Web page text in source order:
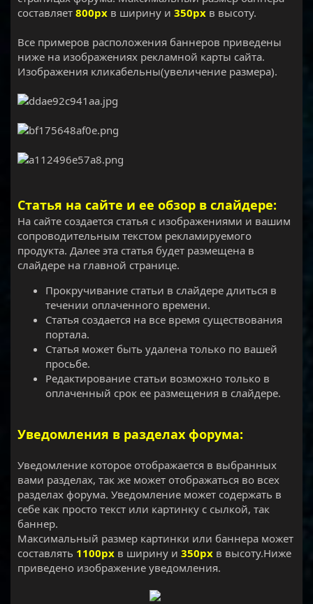
составляет 800рх в ширину и 350рх в высоту.
Все примеров расположения баннеров приведены
ниже на изображениях рекламной карты сайта.
Изображения кликабельны(увеличение размера).
Статья на сайте и ее обзор в слайдере:
На сайте создается статья с изображениями и вашим
сопроводительным текстом рекламируемого
продукта. Далее эта статья будет размещена в
слайдере на главной странице.
Прокручивание статьи в слайдере длиться в
течении оплаченного времени.
Статья создается на все время существования
портала.
Статья может быть удалена только по вашей
просьбе.
Редактирование статьи возможно только в
оплаченный срок ее размещения в слайдере.
Уведомления в разделах форума:
Уведомление которое отображается в выбранных
вами разделах, так же может отображаться во всех
разделах форума. Уведомление может содержать в
себе как просто текст или картинку с сылкой, так
баннер.
Максимальный размер картинки или баннера может
составлять 1100рх в ширину и 350рх в высоту.Ниже
приведено изображение уведомления.